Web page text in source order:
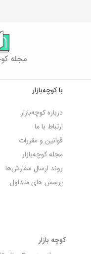
مجله
با کوچه‌بازار
درباره کوچه‌بازار
ارتباط با ما
قوانین و مقررات
مجله کوچه‌‌بازار
روند ارسال سفارش‌ها
پرسش های متداول
کوچه بازار